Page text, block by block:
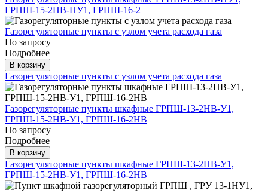
ГРПШ-15-2НВ-ПУ1, ГРПШ-16-2
Газорегуляторные пункты с узлом учета расхода газа
По запросу
Подробнее
В корзину
Газорегуляторные пункты с узлом учета расхода газа
Газорегуляторные пункты шкафные ГРПШ-13-2НВ-У1,
ГРПШ-15-2НВ-У1, ГРПШ-16-2НВ
По запросу
Подробнее
В корзину
Газорегуляторные пункты шкафные ГРПШ-13-2НВ-У1,
ГРПШ-15-2НВ-У1, ГРПШ-16-2НВ